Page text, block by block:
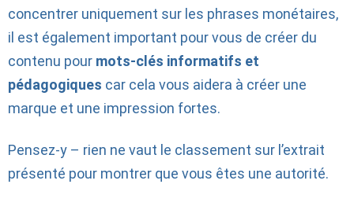
concentrer uniquement sur les phrases monétaires,
il est également important pour vous de créer du
contenu pour mots-clés informatifs et
pédagogiques car cela vous aidera à créer une
marque et une impression fortes.
Pensez-y – rien ne vaut le classement sur l’extrait
présenté pour montrer que vous êtes une autorité.